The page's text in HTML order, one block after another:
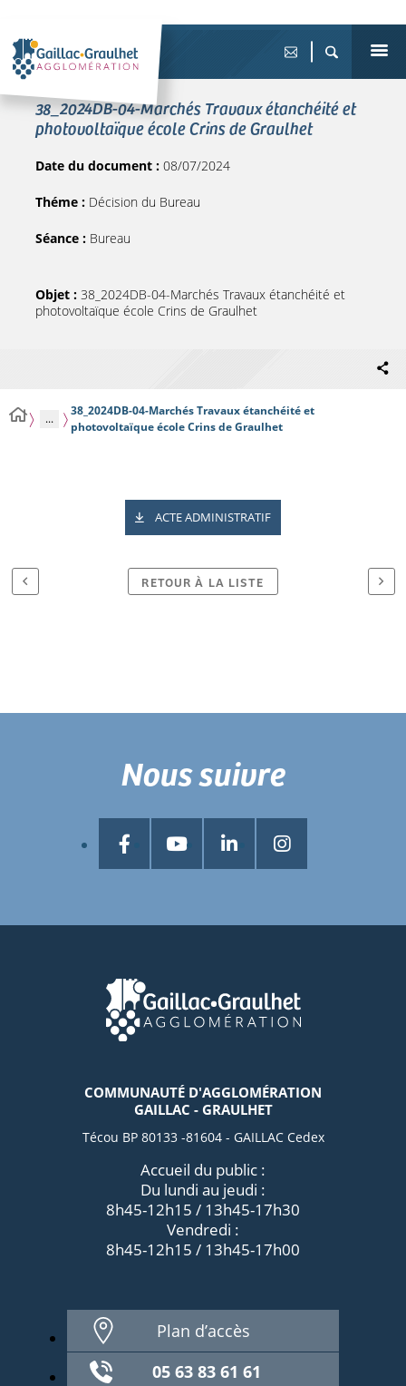
38_2024DB-04-Marchés Travaux étanchéité et
photovoltaïque école Crins de Graulhet
Date du document : 08/07/2024
Théme : Décision du Bureau
Séance : Bureau
Objet : 38_2024DB-04-Marchés Travaux étanchéité et
photovoltaïque école Crins de Graulhet
...
38_2024DB-04-Marchés Travaux étanchéité et
photovoltaïque école Crins de Graulhet
ACTE ADMINISTRATIF
RETOUR À LA LISTE
COMMUNAUTÉ D'AGGLOMÉRATION
GAILLAC - GRAULHET
Técou BP 80133 -81604 - GAILLAC Cedex
Accueil du public :
Du lundi au jeudi :
8h45-12h15 / 13h45-17h30
Vendredi :
8h45-12h15 / 13h45-17h00
Plan d’accès
05 63 83 61 61
Nous suivre